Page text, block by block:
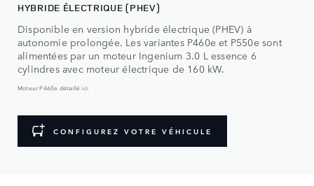
HYBRIDE ÉLECTRIQUE (PHEV)
Disponible en version hybride électrique (PHEV) à
autonomie prolongée. Les variantes P460e et P550e sont
alimentées par un moteur Ingenium 3.0 L essence 6
cylindres avec moteur électrique de 160 kW.
Moteur P460e détaillé ici.
CONFIGUREZ VOTRE VÉHICULE